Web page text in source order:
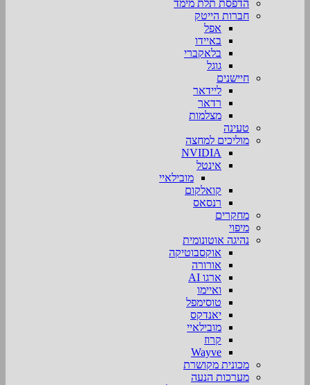
הדפסת תלת מימד
חברות הייטק
אפל
באיידו
בלאקברי
גוגל
חיישנים
ליידאר
רדאר
מצלמות
טעינה
מוליכים למחצה
NVIDIA
אינטל
מובילאיי
קואלקום
רנסאס
מחקרים
מיפוי
נהיגה אוטונומית
אוקסבוטיקה
אורורה
ארגו AI
ואיימו
טוסימפל
יאנדקס
מובילאיי
קרוז
Wayve
מכונית מקושרת
מערכות הנעה